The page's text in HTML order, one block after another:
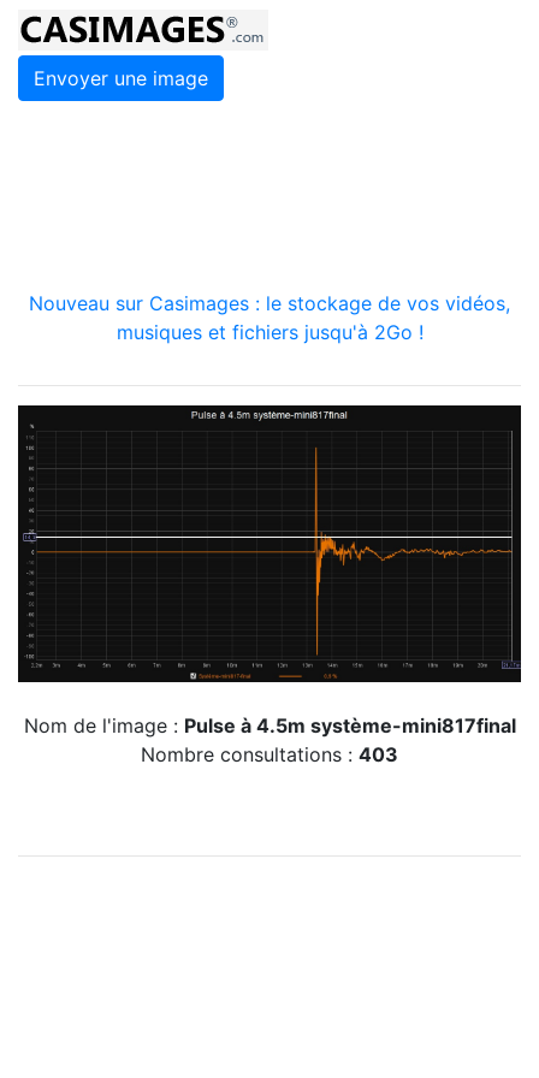
Envoyer une image
Nouveau sur Casimages : le stockage de vos vidéos,
musiques et fichiers jusqu'à 2Go !
Nom de l'image : Pulse à 4.5m système-mini817final
Nombre consultations : 403